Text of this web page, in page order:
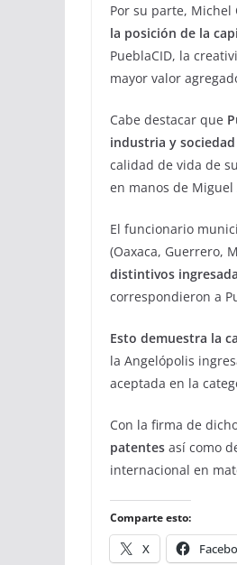
Por su parte, Michel
la posición de la
PueblaCID, la
mayor valor
Cabe destacar que
industria y
calidad de vida de
en manos de
El funcionario
(Oaxaca, Guerrero,
distintivos
correspondieron a
Esto demuestra la
la Angelópolis
aceptada en la
Con la firma de
patentes así como
internacional en
Comparte esto:
X